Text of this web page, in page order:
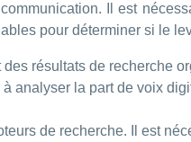
Il est
pour déterminer si le
résultats de recherche
la part de voix
de recherche. Il est